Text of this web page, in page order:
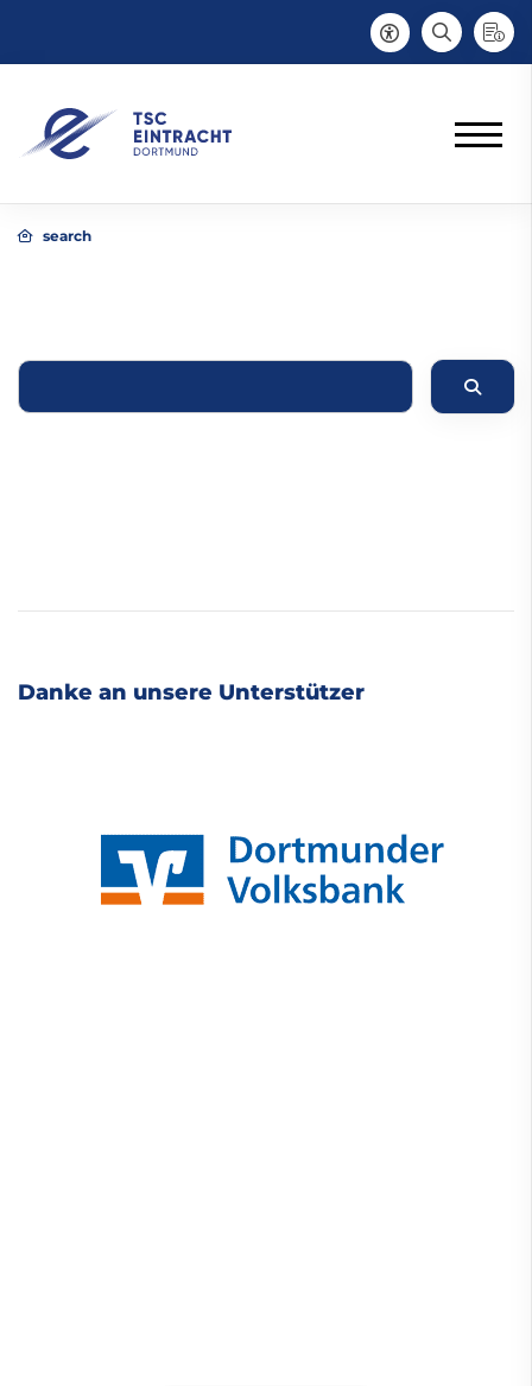
search
Suchbegriff
Danke an unsere Unterstützer